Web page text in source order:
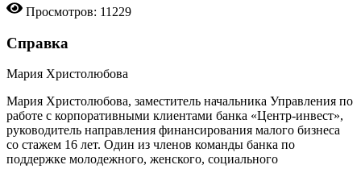
Просмотров: 11229
Справка
Мария Христолюбова
Мария Христолюбова, заместитель начальника Управления по
работе с корпоративными клиентами банка «Центр-инвест»,
руководитель направления финансирования малого бизнеса
со стажем 16 лет. Один из членов команды банка по
поддержке молодежного, женского, социального